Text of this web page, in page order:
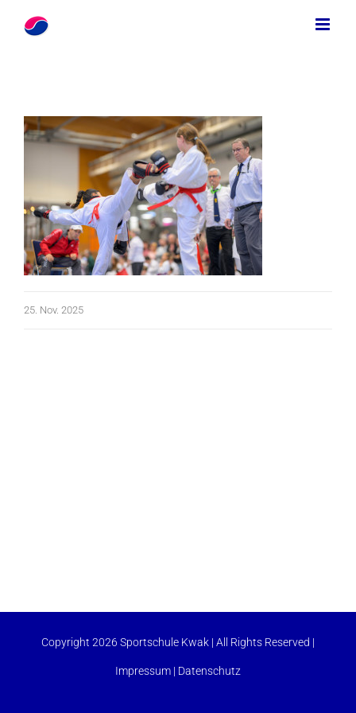
Zum
Inhalt
25. Nov. 2025
Copyright 2026 Sportschule Kwak | All Rights Reserved |
Impressum | Datenschutz